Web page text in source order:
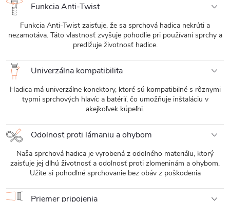
Funkcia Anti-Twist
Funkcia Anti-Twist zaisťuje, že sa sprchová hadica nekrúti a
nezamotáva. Táto vlastnosť zvyšuje pohodlie pri používaní sprchy a
predlžuje životnosť hadice.
Univerzálna kompatibilita
Hadica má univerzálne konektory, ktoré sú kompatibilné s rôznymi
typmi sprchových hlavíc a batérií, čo umožňuje inštaláciu v
akejkoľvek kúpeľni.
Odolnosť proti lámaniu a ohybom
Naša sprchová hadica je vyrobená z odolného materiálu, ktorý
zaisťuje jej dlhú životnosť a odolnosť proti zlomeninám a ohybom.
Užite si pohodlné sprchovanie bez obáv z poškodenia
Priemer pripojenia